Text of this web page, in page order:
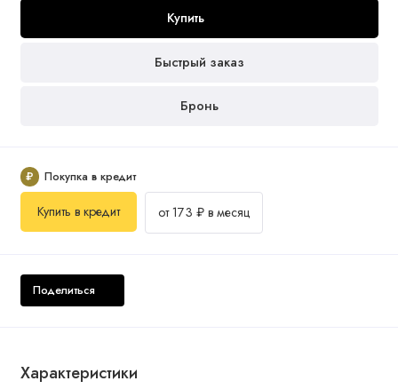
Купить
Быстрый заказ
Бронь
₽ Покупка в кредит
Купить в кредит от 173 ₽ в месяц
Поделиться
Характеристики